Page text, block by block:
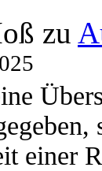
zu
einer